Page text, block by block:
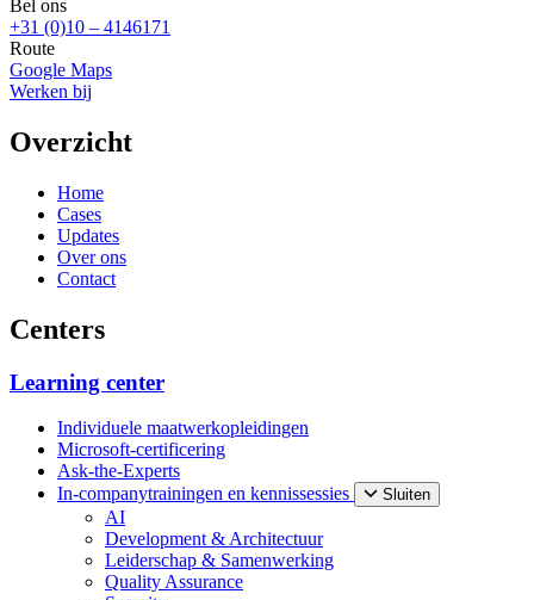
Bel ons
+31 (0)10 – 4146171
Route
Google Maps
Werken bij
Overzicht
Home
Cases
Updates
Over ons
Contact
Centers
Learning center
Individuele maatwerkopleidingen
Microsoft-certificering
Ask-the-Experts
In-companytrainingen en kennissessies
Sluiten
AI
Development & Architectuur
Leiderschap & Samenwerking
Quality Assurance